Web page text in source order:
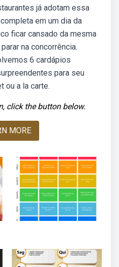
já adotam essa
em um dia da
ficar cansado da mesma
na concorrência.
6 cardápios
para seu
ou a la carte.
click the button below.
MORE